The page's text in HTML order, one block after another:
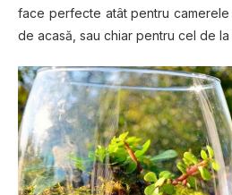
fасе реrfесtе atât реntru саmеrеlе
dе acasă, sau сhіаr pentru cel de